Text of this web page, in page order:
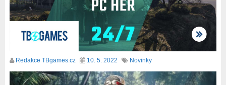
Redakce TBgames.cz 10. 5. 2022 Novinky